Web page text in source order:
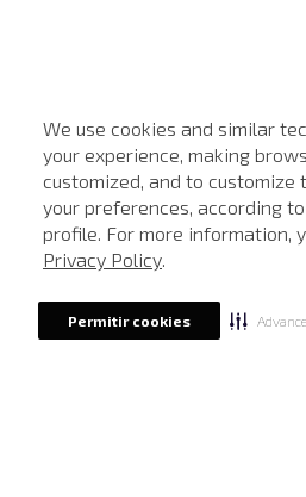
We use cookies and similar
your experience, making
customized, and to
your preferences, according
profile. For more information,
Privacy Policy.
Permitir cookies